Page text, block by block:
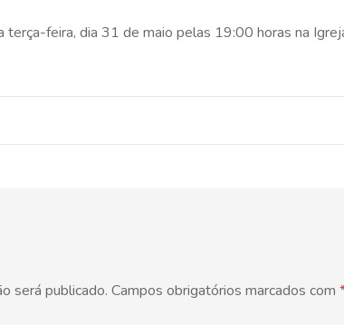
terça-feira, dia 31 de maio pelas 19:00 horas na
será publicado. Campos obrigatórios marcados com